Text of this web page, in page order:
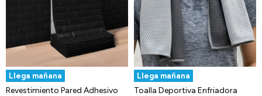
Llega mañana
Revestimiento Pared Adhesivo
Llega mañana
Toalla Deportiva Enfriadora